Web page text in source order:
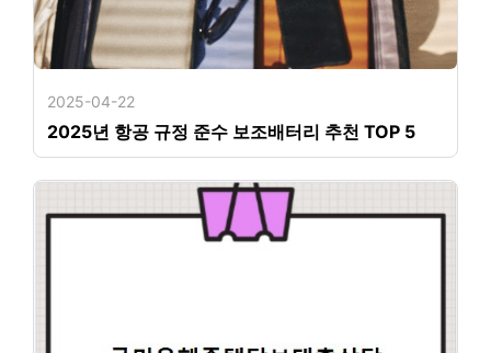
2025-04-22
2025년 항공 규정 준수 보조배터리 추천 TOP 5